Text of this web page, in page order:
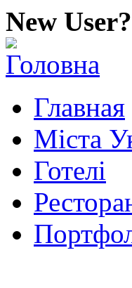
New User?
Главная
Міста
Готелі